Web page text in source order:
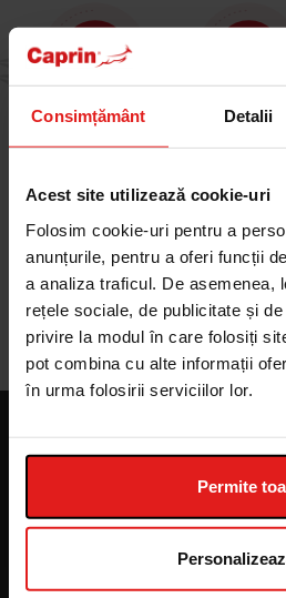
Consimțământ Detalii
Acest site utilizează cookie-uri
Folosim cookie-uri pentru a
anunțurile, pentru a oferi funcții
a analiza traficul. De asemenea,
rețele sociale, de publicitate și
privire la modul în care folosiți
pot combina cu alte informații
în urma folosirii serviciilor lor.
Permite
Comanda a
pe e-mail
FOLLOW US